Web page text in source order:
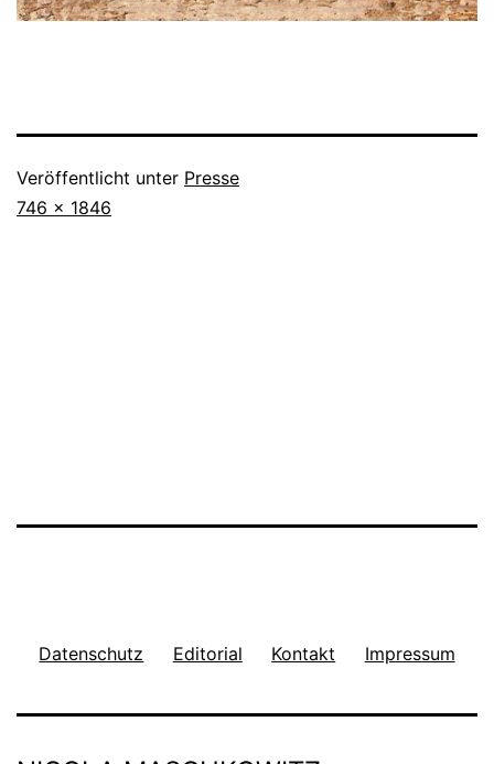
Veröffentlicht unter Presse
Originalgröße
746 × 1846
Datenschutz Editorial Kontakt Impressum